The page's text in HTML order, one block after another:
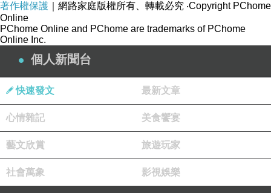
著作權保護 ｜網路家庭版權所有、轉載必究 ‧Copyright PChome
Online
PChome Online and PChome are trademarks of PChome
Online Inc.
個人新聞台
快速發文 最新文章
心情雜記 美食饗宴
藝文欣賞 旅遊玩家
社會萬象 影視娛樂